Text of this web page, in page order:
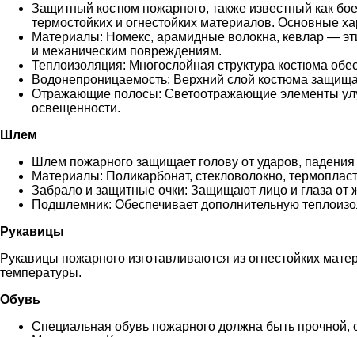
Защитный костюм пожарного, также известный как
термостойких и огнестойких материалов. Основные
Материалы: Номекс, арамидные волокна, кевлар —
и механическим повреждениям.
Теплоизоляция: Многослойная структура костюма
Водонепроницаемость: Верхний слой костюма
Отражающие полосы: Светоотражающие элементы
освещенности.
Шлем
Шлем пожарного защищает голову от ударов,
Материалы: Поликарбонат, стекловолокно,
Забрало и защитные очки: Защищают лицо и глаза от
Подшлемник: Обеспечивает дополнительную
Рукавицы
Рукавицы пожарного изготавливаются из огнестойких
температуры.
Обувь
Специальная обувь пожарного должна быть прочной,